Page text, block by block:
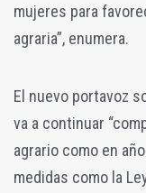
mujeres para
agraria”, enumera.
El nuevo portavoz
va a continuar
agrario como en
medidas como la